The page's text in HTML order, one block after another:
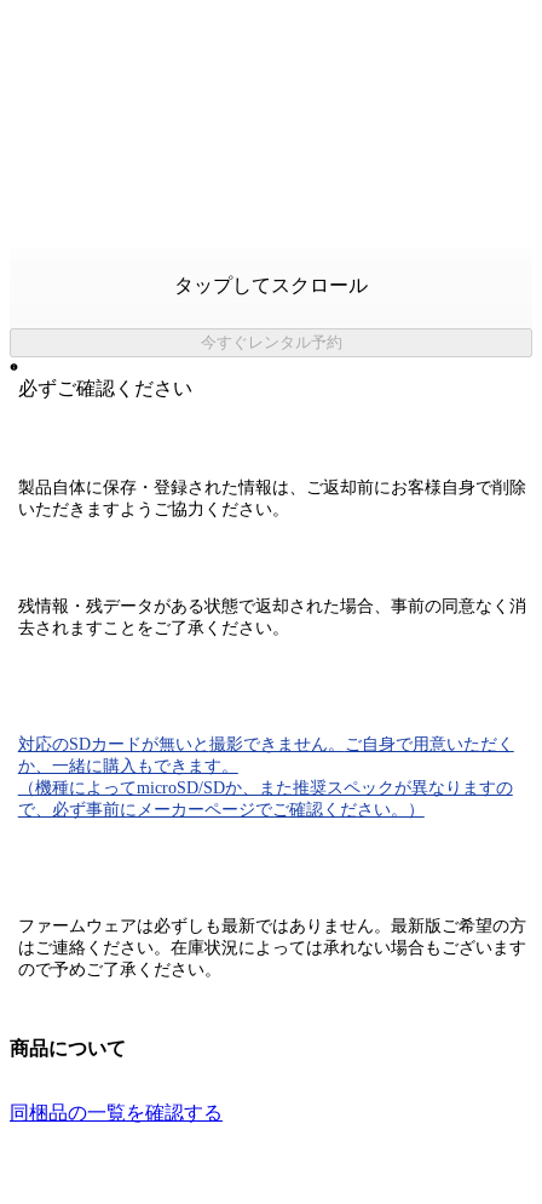
タップしてスクロール
今すぐレンタル予約
必ずご確認ください
製品自体に保存・登録された情報は、 ご返却前にお客様自身で削除
いただきますようご協力ください。
残情報・残データがある状態で返却された場合、 事前の同意なく消
去されますことをご了承ください。
対応のSDカードが無いと 撮影できません。 ご自身で用意いただく
か、一緒に購入もできます。
（機種によってmicroSD/SDか、また推奨スペックが異なりますの
で、必ず事前にメーカーページでご確認ください。）
ファームウェアは必ずしも最新ではありません。最新版ご希望の方
はご連絡ください。在庫状況によっては承れない場合もございます
ので予めご了承ください。
商品について
同梱品の一覧を確認する